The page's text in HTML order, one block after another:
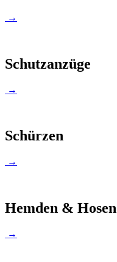
→
Schutzanzüge
→
Schürzen
→
Hemden & Hosen
→